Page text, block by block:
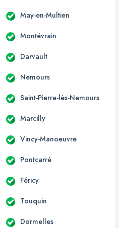
May-en-Multien
Montévrain
Darvault
Nemours
Saint-Pierre-lès-Nemours
Marcilly
Vincy-Manoeuvre
Pontcarré
Féricy
Touquin
Dormelles